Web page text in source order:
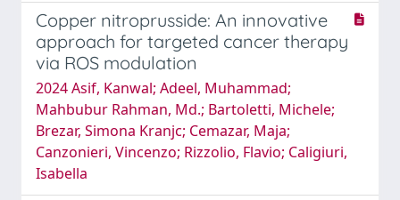
Copper nitroprusside: An innovative
approach for targeted cancer therapy
via ROS modulation
2024 Asif, Kanwal; Adeel, Muhammad;
Mahbubur Rahman, Md.; Bartoletti, Michele;
Brezar, Simona Kranjc; Cemazar, Maja;
Canzonieri, Vincenzo; Rizzolio, Flavio; Caligiuri,
Isabella